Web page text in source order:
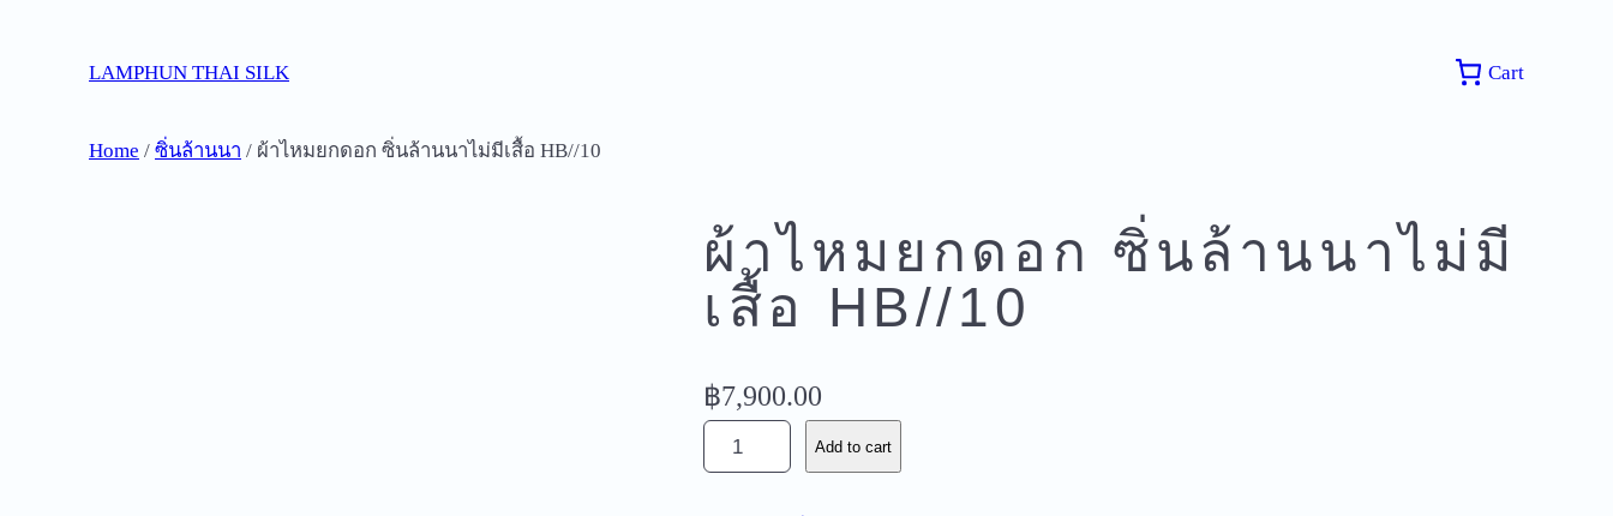
LAMPHUN THAI SILK Cart
Home / ซิ่นล้านนา / ผ้าไหมยกดอก ซิ่นล้านนาไม่มีเสื้อ HB//10
ผ้าไหมยกดอก ซิ่นล้านนาไม่มี
เสื้อ HB//10
฿7,900.00
า
Add to cart